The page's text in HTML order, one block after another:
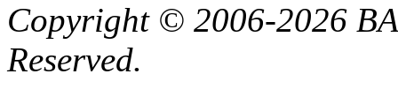
Copyright © 2006-2026
Reserved.